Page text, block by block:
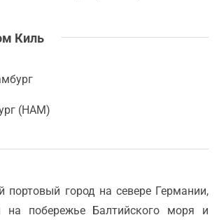
Киль
(HAM)
портовый город на севере Германии,
на побережье Балтийского моря и